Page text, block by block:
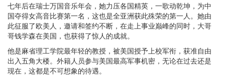
七年后在瑞士万国音乐年会，她力压各国精英，一歌动乾坤，为中
国夺得女高音比赛第一名，这也是全亚洲获此殊荣的第一人。她由
此征服了欧美人，邀请和签约不断，在走上事业巅峰的同时，大哥
哥钱学森在美国，也获得了惊人的成就。
他是麻省理工学院最年轻的教授，被美国授予上校军衔，获准自由
出入五角大楼。外籍人员参与美国最高军事机密，无论在过去还是
现在，这都是不可想象的待遇。